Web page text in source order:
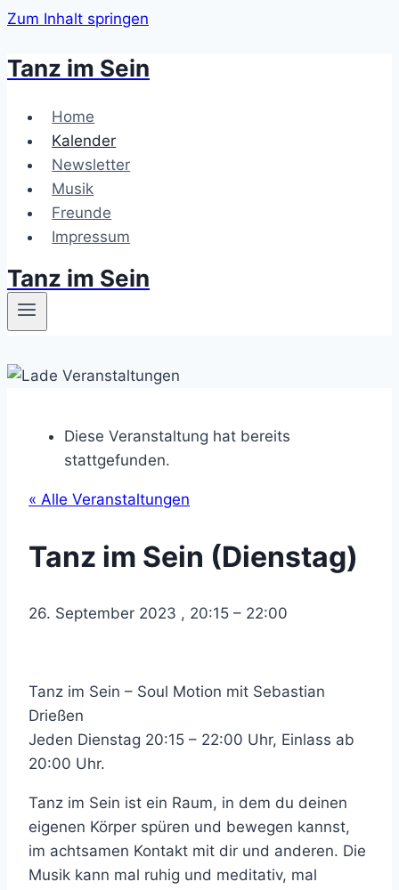
Zum Inhalt springen
Tanz im Sein
Home
Kalender
Newsletter
Musik
Freunde
Impressum
Tanz im Sein
Diese Veranstaltung hat bereits
stattgefunden.
« Alle Veranstaltungen
Tanz im Sein (Dienstag)
26. September 2023 , 20:15 – 22:00
Tanz im Sein – Soul Motion mit Sebastian
Drießen
Jeden Dienstag 20:15 – 22:00 Uhr, Einlass ab
20:00 Uhr.
Tanz im Sein ist ein Raum, in dem du deinen
eigenen Körper spüren und bewegen kannst,
im achtsamen Kontakt mit dir und anderen. Die
Musik kann mal ruhig und meditativ, mal